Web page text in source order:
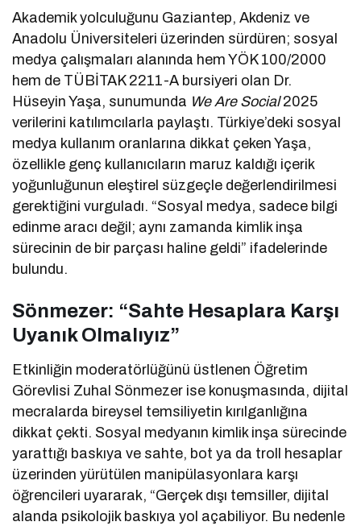
Akademik yolculuğunu Gaziantep, Akdeniz ve
Anadolu Üniversiteleri üzerinden sürdüren; sosyal
medya çalışmaları alanında hem YÖK 100/2000
hem de TÜBİTAK 2211-A bursiyeri olan Dr.
Hüseyin Yaşa, sunumunda We Are Social2025
verilerini katılımcılarla paylaştı. Türkiye’deki sosyal
medya kullanım oranlarına dikkat çeken Yaşa,
özellikle genç kullanıcıların maruz kaldığı içerik
yoğunluğunun eleştirel süzgeçle değerlendirilmesi
gerektiğini vurguladı. “Sosyal medya, sadece bilgi
edinme aracı değil; aynı zamanda kimlik inşa
sürecinin de bir parçası haline geldi” ifadelerinde
bulundu.
Sönmezer: “Sahte Hesaplara Karşı
Uyanık Olmalıyız”
Etkinliğin moderatörlüğünü üstlenen Öğretim
Görevlisi Zuhal Sönmezer ise konuşmasında, dijital
mecralarda bireysel temsiliyetin kırılganlığına
dikkat çekti. Sosyal medyanın kimlik inşa sürecinde
yarattığı baskıya ve sahte, bot ya da troll hesaplar
üzerinden yürütülen manipülasyonlara karşı
öğrencileri uyararak, “Gerçek dışı temsiller, dijital
alanda psikolojik baskıya yol açabiliyor. Bu nedenle